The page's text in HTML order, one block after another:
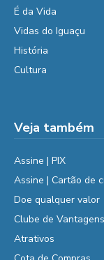
É da Vida
Vidas do Iguaçu
História
Cultura
Veja também
Assine | PIX
Assine | Cartão de
Doe qualquer valor
Clube de Vantagens
Atrativos